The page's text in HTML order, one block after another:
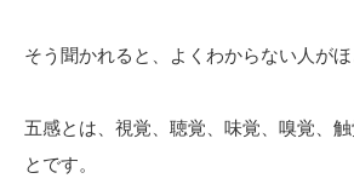
そう聞かれると、よくわからない人がほ
五感とは、視覚、聴覚、味覚、嗅覚、
とです。